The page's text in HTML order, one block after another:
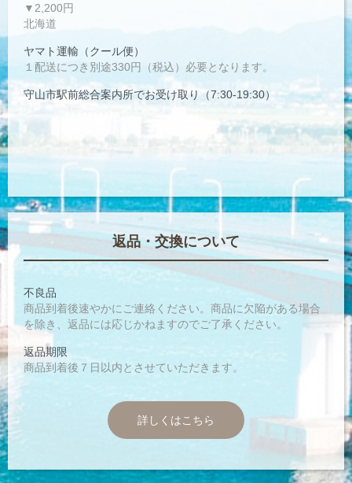
▼2,200円
北海道
ヤマト運輸（クール便）
１配送につき別途330円（税込）必要となります。
守山市駅前総合案内所でお受け取り（7:30-19:30）
返品・交換について
不良品
商品到着後速やかにご連絡ください。商品に欠陥がある場合
を除き、返品には応じかねますのでご了承ください。
返品期限
商品到着後７日以内とさせていただきます。
詳しくはこちら